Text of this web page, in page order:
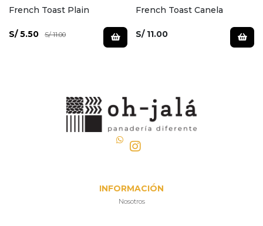
French Toast Plain
S/ 5.50 S/ 11.00
French Toast Canela
S/ 11.00
INFORMACIÓN
Nosotros